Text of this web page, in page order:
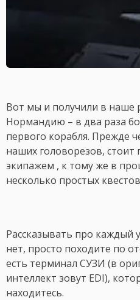
Вот мы и получили в наше
Нормандию – в два раза
первого корабля. Прежде
наших головорезов, стоит
экипажем , к тому же в
несколько простых
Рассказывать про каждый
нет, просто походите по
есть терминал СУЗИ (в
интеллект зовут EDI),
находитесь.